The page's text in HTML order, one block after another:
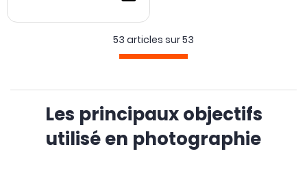
53 articles sur53
Les principaux objectifs
utilisé en photographie